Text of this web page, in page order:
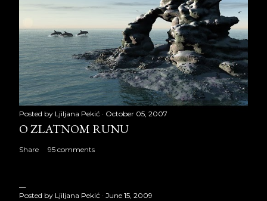
Posted by Ljiljana Pekić October 05, 2007
O ZLATNOM RUNU
Share 95 comments
Posted by Ljiljana Pekić June 15, 2009